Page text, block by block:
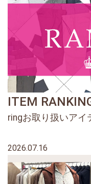
ITEM
ringお取り扱いアイ
2026.07.16